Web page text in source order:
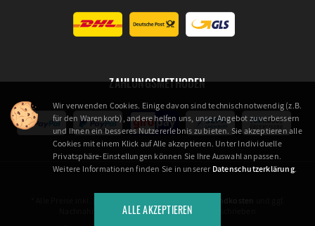
ZAHLUNGSMETHODEN
Nachnahmegebühren, wenn nicht anders beschrieben
Wir verwenden Cookies. Einige davon sind technisch notwendig (z.B.
für den Warenkorb), andere helfen uns, unser Angebot zu verbessern
und Ihnen ein besseres Nutzererlebnis zu bieten. Sie akzeptieren alle
Cookies mit einem Klick auf Alle akzeptieren. Unter Individuelle
Privatsphäre-Einstellungen können Sie Ihre Auswahl anpassen.
Weitere Informationen finden Sie in unserer Datenschutzerklärung.
ALLE AKZEPTIEREN